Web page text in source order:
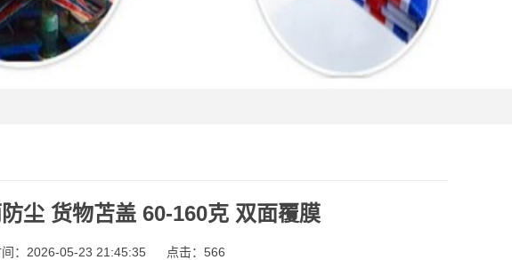
尘 货物苫盖 60-160克 双面覆膜
间：2026-05-23 21:45:35 点击： 566